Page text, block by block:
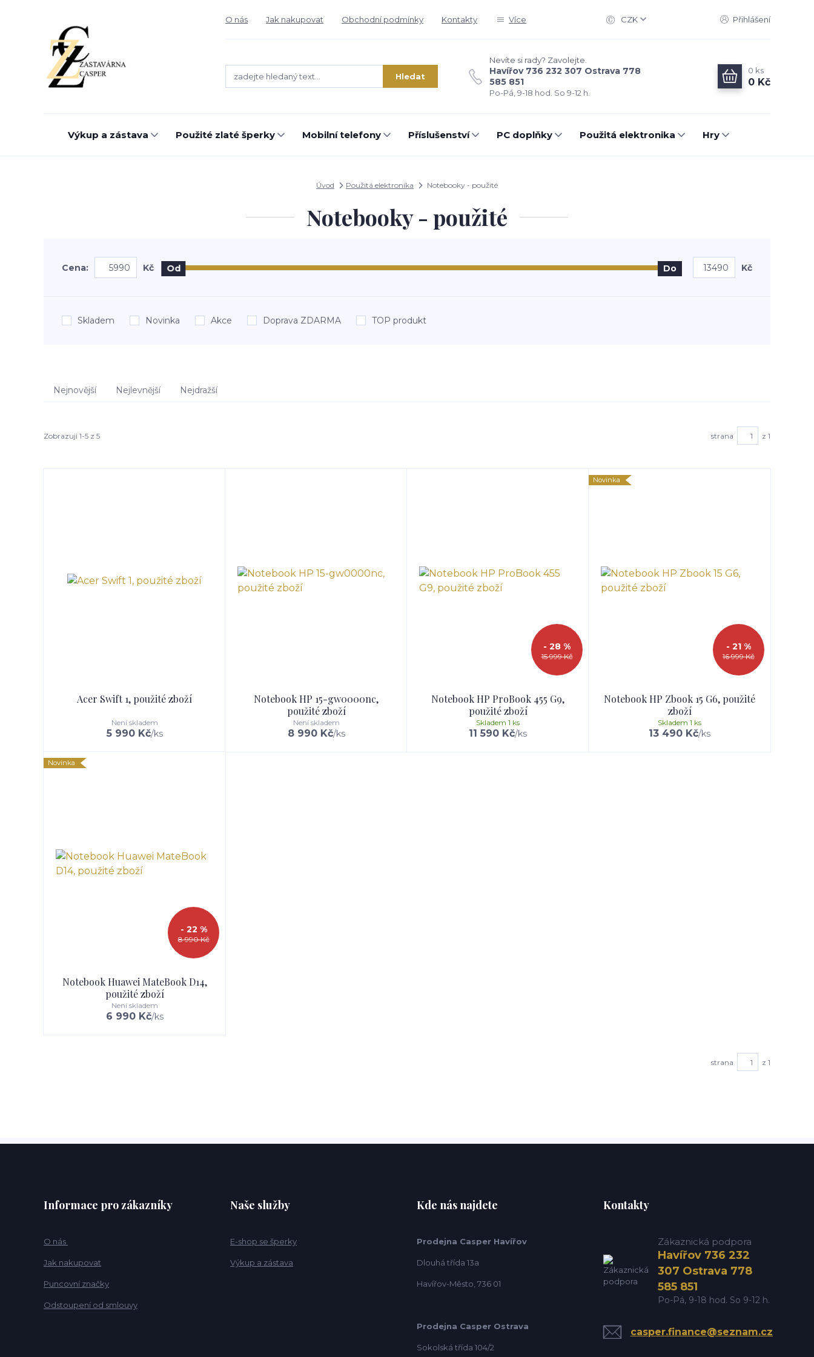
O nás Jak nakupovat Obchodní podmínky Kontakty Více CZK Přihlášení
Hledat
Nevíte si rady? Zavolejte.
Havířov 736 232 307 Ostrava 778
585 851
Po-Pá, 9-18 hod. So 9-12 h.
0 ks
0 Kč
Výkup a zástava Použité zlaté šperky Mobilní telefony Příslušenství PC doplňky Použitá elektronika Hry
Úvod Použitá elektronika Notebooky - použité
Notebooky - použité
Cena: Kč Od Do Kč
Skladem Novinka Akce Doprava ZDARMA TOP produkt
Nejnovější Nejlevnější Nejdražší
Zobrazuji 1-5 z 5 strana z 1
Acer Swift 1, použité zboží
5 990 Kč/ks
Není skladem
Notebook HP 15-gw0000nc,
použité zboží
8 990 Kč/ks
Není skladem
15 999 Kč
- 28 %
Notebook HP ProBook 455 G9,
použité zboží
11 590 Kč/ks
Skladem 1 ks
Novinka
16 999 Kč
- 21 %
Notebook HP Zbook 15 G6, použité
zboží
13 490 Kč/ks
Skladem 1 ks
Novinka
8 990 Kč
- 22 %
Notebook Huawei MateBook D14,
použité zboží
6 990 Kč/ks
Není skladem
strana z 1
Informace pro zákazníky
O nás
Jak nakupovat
Puncovní značky
Odstoupení od smlouvy
Naše služby
E-shop se šperky
Výkup a zástava
Kde nás najdete
Prodejna Casper Havířov
Dlouhá třída 13a
Havířov-Město, 736 01
Prodejna Casper Ostrava
Sokolská třída 104/2
Kontakty
Zákaznická podpora
Havířov 736 232
307 Ostrava 778
585 851
Po-Pá, 9-18 hod. So 9-12 h.
casper.finance@seznam.cz